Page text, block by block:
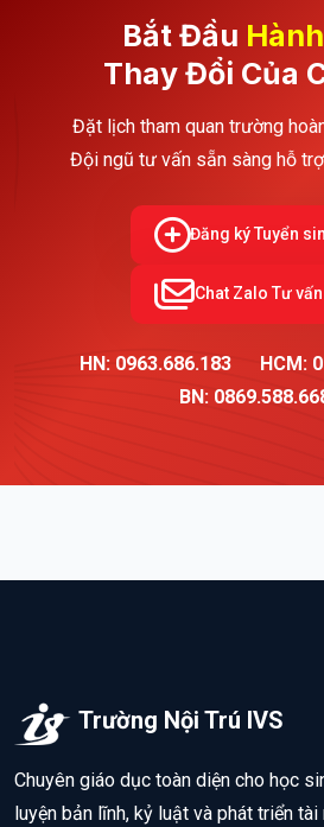
Bắt Đầu
Thay Đổi Của
Đặt lịch tham quan trường
Đội ngũ tư vấn sẵn sàng hỗ
Đăng ký Tuyển
Chat Zalo Tư vấn
HN: 0963.686.183
HCM:
BN:
Trường Nội Trú IVS
Chuyên giáo dục toàn diện cho học
luyện bản lĩnh, kỷ luật và phát triển tài